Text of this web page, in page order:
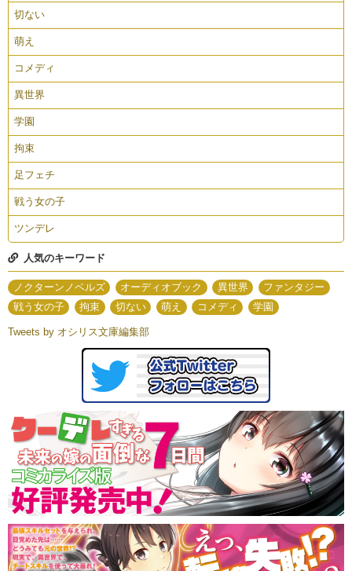
切ない
萌え
コメディ
異世界
学園
拘束
足フェチ
戦う女の子
ツンデレ
人気のキーワード
ノクターンノベルズ オーディオブック 異世界
ファンタジー
戦う女の子
拘束 切ない 萌え コメディ 学園
Tweets by オシリス文庫編集部